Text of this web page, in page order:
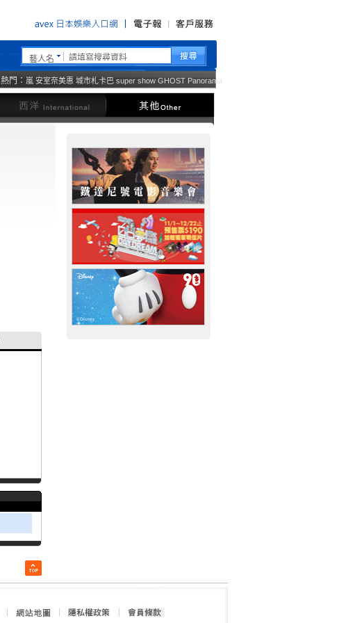
藝人名
熱門： 嵐 安室奈美惠 城市札卡巴 super show GHOST Panorama
其他